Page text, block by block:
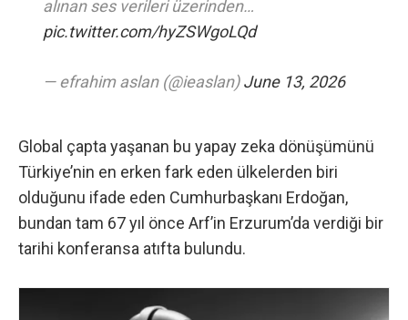
alınan ses verileri üzerinden…
pic.twitter.com/hyZSWgoLQd
— efrahim aslan (@ieaslan)June 13, 2026
Global çapta yaşanan bu yapay zeka dönüşümünü
Türkiye’nin en erken fark eden ülkelerden biri
olduğunu ifade eden Cumhurbaşkanı Erdoğan,
bundan tam 67 yıl önce Arf’in Erzurum’da verdiği bir
tarihi konferansa atıfta bulundu.